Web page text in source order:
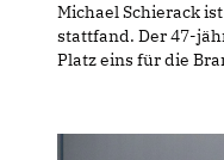
Michael Schierack
stattfand. Der 47-
Platz eins für die